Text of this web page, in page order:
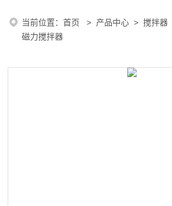
当前位置：首页 > 产品中心 >搅拌器
磁力搅拌器